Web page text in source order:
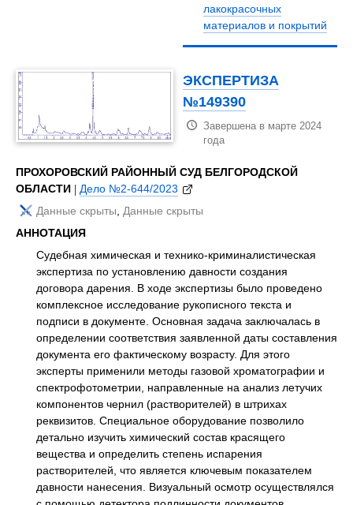
лакокрасочных
материалов и покрытий
ЭКСПЕРТИЗА
№149390
Завершена в марте 2024
года
ПРОХОРОВСКИЙ РАЙОННЫЙ СУД БЕЛГОРОДСКОЙ
ОБЛАСТИ | Дело №2-644/2023
Данные скрыты, Данные скрыты
АННОТАЦИЯ
Судебная химическая и технико-криминалистическая
экспертиза по установлению давности создания
договора дарения. В ходе экспертизы было проведено
комплексное исследование рукописного текста и
подписи в документе. Основная задача заключалась в
определении соответствия заявленной даты составления
документа его фактическому возрасту. Для этого
эксперты применили методы газовой хроматографии и
спектрофотометрии, направленные на анализ летучих
компонентов чернил (растворителей) в штрихах
реквизитов. Специальное оборудование позволило
детально изучить химический состав красящего
вещества и определить степень испарения
растворителей, что является ключевым показателем
давности нанесения. Визуальный осмотр осуществлялся